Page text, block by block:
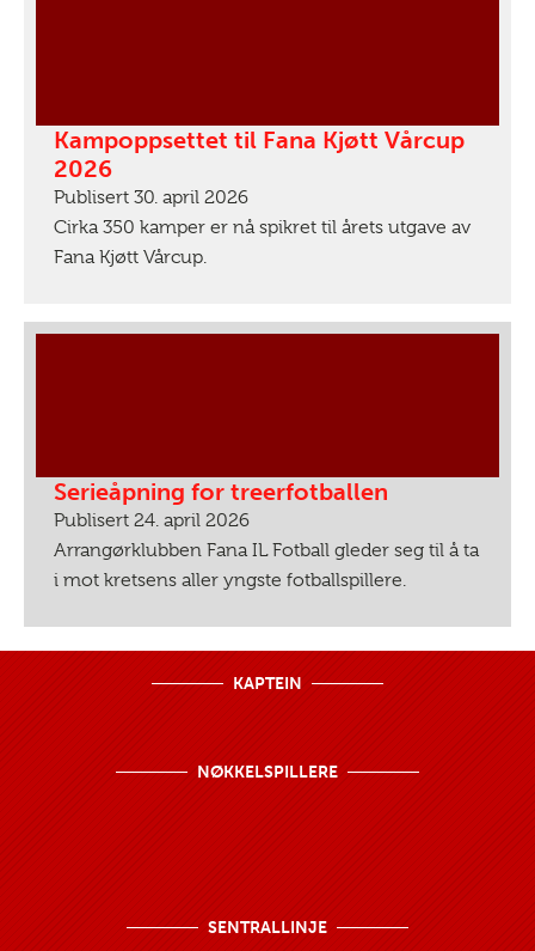
Kampoppsettet til Fana Kjøtt Vårcup
2026
Publisert 30. april 2026
Cirka 350 kamper er nå spikret til årets utgave av
Fana Kjøtt Vårcup.
Serieåpning for treerfotballen
Publisert 24. april 2026
Arrangørklubben Fana IL Fotball gleder seg til å ta
i mot kretsens aller yngste fotballspillere.
KAPTEIN
NØKKELSPILLERE
SENTRALLINJE